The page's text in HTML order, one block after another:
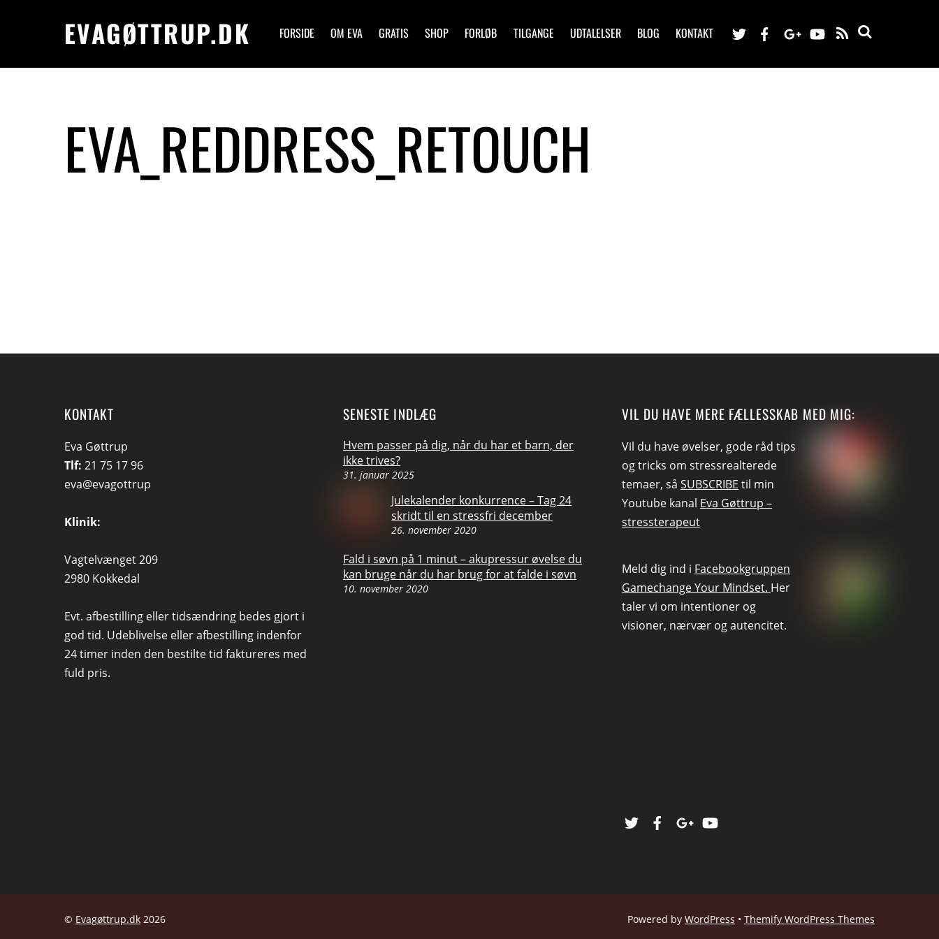
EVAGØTTRUP.DK RSS
FORSIDE OM EVA GRATIS SHOP FORLØB TILGANGE UDTALELSER BLOG KONTAKT
EVA_REDDRESS_RETOUCH
KONTAKT
Eva Gøttrup
Tlf: 21 75 17 96
eva@evagottrup
Klinik:
Vagtelvænget 209
2980 Kokkedal
Evt. afbestilling eller tidsændring bedes gjort i
god tid. Udeblivelse eller afbestilling indenfor
24 timer inden den bestilte tid faktureres med
fuld pris.
SENESTE INDLÆG
Hvem passer på dig, når du har et barn, der
ikke trives?
31. januar 2025
Julekalender konkurrence – Tag 24
skridt til en stressfri december
26. november 2020
Fald i søvn på 1 minut – akupressur øvelse du
kan bruge når du har brug for at falde i søvn
10. november 2020
VIL DU HAVE MERE FÆLLESSKAB MED MIG:
Vil du have øvelser, gode råd tips
og tricks om stressrealterede
temaer, såSUBSCRIBE til min
Youtube kanal Eva Gøttrup –
stressterapeut
Meld dig ind i Facebookgruppen
Gamechange Your Mindset. Her
taler vi om intentioner og
visioner, nærvær og autencitet.
© Evagøttrup.dk 2026 Powered by WordPress • Themify WordPress Themes